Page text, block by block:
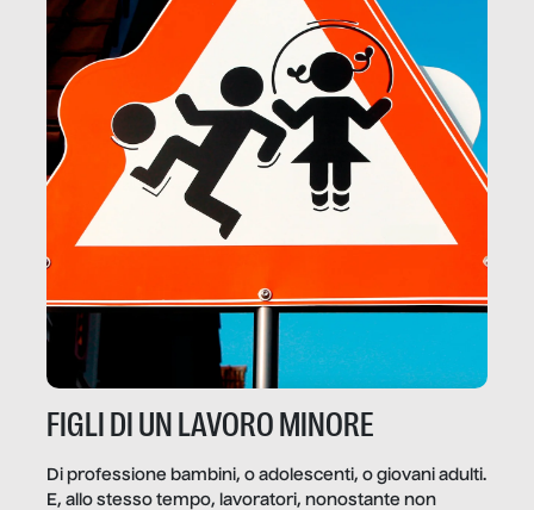
FIGLI DI UN LAVORO MINORE
Di professione bambini, o adolescenti, o giovani adulti.
E, allo stesso tempo, lavoratori, nonostante non